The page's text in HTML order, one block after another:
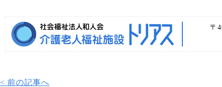
〒
< 前の記事へ